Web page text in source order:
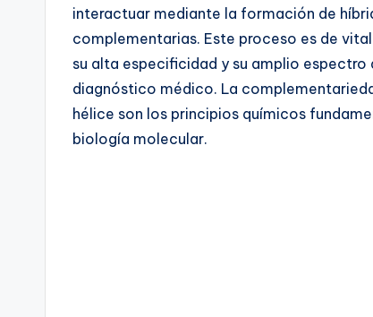
interactuar mediante la formación de
complementarias. Este proceso es de
su alta especificidad y su amplio
diagnóstico médico. La
hélice son los principios químicos
biología molecular.